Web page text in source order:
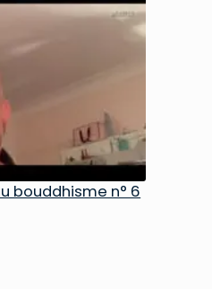
bouddhisme n° 6